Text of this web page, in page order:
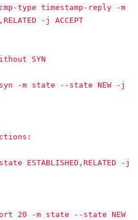
type timestamp-reply -m
-j ACCEPT
SYN
-m state --state NEW -j
ESTABLISHED,RELATED -j
20 -m state --state NEW